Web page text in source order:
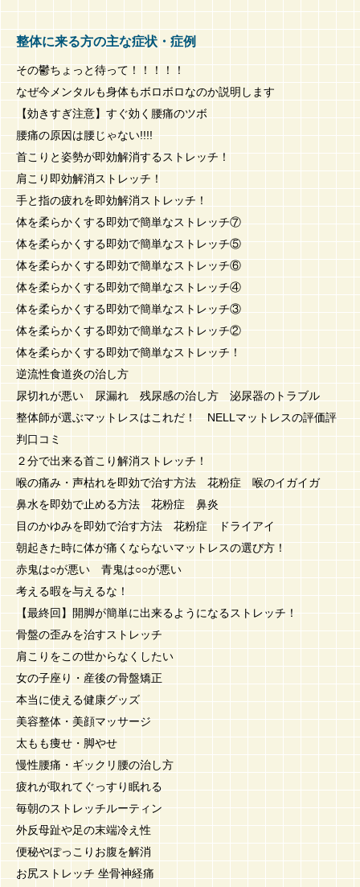
整体に来る方の主な症状・症例
その鬱ちょっと待って！！！！！
なぜ今メンタルも身体もボロボロなのか説明します
【効きすぎ注意】すぐ効く腰痛のツボ
腰痛の原因は腰じゃない!!!!
首こりと姿勢が即効解消するストレッチ！
肩こり即効解消ストレッチ！
手と指の疲れを即効解消ストレッチ！
体を柔らかくする即効で簡単なストレッチ⑦
体を柔らかくする即効で簡単なストレッチ⑤
体を柔らかくする即効で簡単なストレッチ⑥
体を柔らかくする即効で簡単なストレッチ④
体を柔らかくする即効で簡単なストレッチ③
体を柔らかくする即効で簡単なストレッチ②
体を柔らかくする即効で簡単なストレッチ！
逆流性食道炎の治し方
尿切れが悪い 尿漏れ 残尿感の治し方 泌尿器のトラブル
整体師が選ぶマットレスはこれだ！ NELLマットレスの評価評
判口コミ
２分で出来る首こり解消ストレッチ！
喉の痛み・声枯れを即効で治す方法 花粉症 喉のイガイガ
鼻水を即効で止める方法 花粉症 鼻炎
目のかゆみを即効で治す方法 花粉症 ドライアイ
朝起きた時に体が痛くならないマットレスの選び方！
赤鬼は○が悪い 青鬼は○○が悪い
考える暇を与えるな！
【最終回】開脚が簡単に出来るようになるストレッチ！
骨盤の歪みを治すストレッチ
肩こりをこの世からなくしたい
女の子座り・産後の骨盤矯正
本当に使える健康グッズ
美容整体・美顔マッサージ
太もも痩せ・脚やせ
慢性腰痛・ギックリ腰の治し方
疲れが取れてぐっすり眠れる
毎朝のストレッチルーティン
外反母趾や足の末端冷え性
便秘やぽっこりお腹を解消
お尻ストレッチ 坐骨神経痛